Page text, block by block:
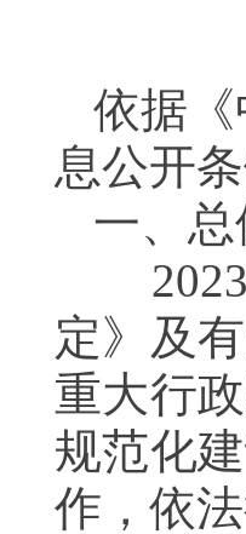
依据
息公开
一、
2023
定》及
重大行
规范化
作，依